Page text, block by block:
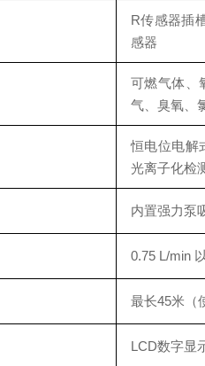
R传感器插
感器
可燃气体、
气、臭氧、
恒电位电解
光离子化检
内置强力泵
0.75 L/min
最长45米（
LCD数字显